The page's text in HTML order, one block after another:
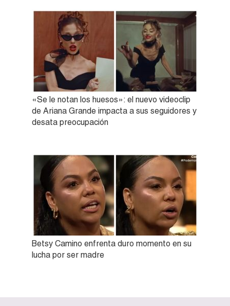
«Se le notan los huesos»: el nuevo videoclip
de Ariana Grande impacta a sus seguidores y
desata preocupación
Betsy Camino enfrenta duro momento en su
lucha por ser madre